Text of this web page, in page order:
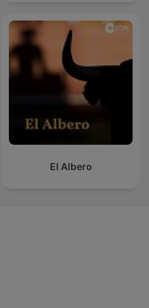
El Albero